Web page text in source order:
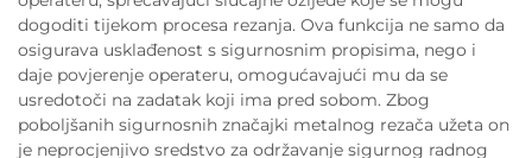
dogoditi tijekom procesa rezanja. Ova funkcija ne samo da
osigurava usklađenost s sigurnosnim propisima, nego i
daje povjerenje operateru, omogućavajući mu da se
usredotoči na zadatak koji ima pred sobom. Zbog
poboljšanih sigurnosnih značajki metalnog rezača užeta on
je neprocjenjivo sredstvo za održavanje sigurnog radnog